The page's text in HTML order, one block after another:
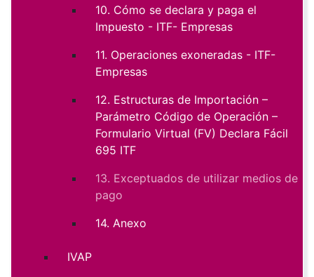
10. Cómo se declara y paga el
Impuesto - ITF- Empresas
11. Operaciones exoneradas - ITF-
Empresas
12. Estructuras de Importación –
Parámetro Código de Operación –
Formulario Virtual (FV) Declara Fácil
695 ITF
13. Exceptuados de utilizar medios de
pago
14. Anexo
IVAP